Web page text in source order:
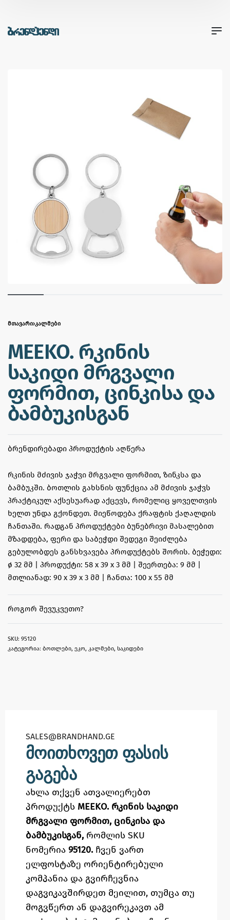
ᲛᲗᲐᲕᲐᲠᲘ›ᲙᲐᲚᲛᲔᲑᲘ
MEEKO. რკინის
საკიდი მრგვალი
ფორმით, ცინკისა და
ბამბუკისგან
ᲑᲠᲔᲜᲓᲘᲠᲔᲑᲐᲓᲘ ᲞᲠᲝᲓᲣᲥᲢᲘᲡ ᲐᲦᲬᲔᲠᲐ
რკინის მძივის ჯაჭვი მრგვალი ფორმით, ზინკსა და
ბამბუკში. ბოთლის გახსნის ფუნქცია ამ მძივის ჯაჭვს
პრაქტიკულ აქსესუარად აქცევს, რომელიც ყოველთვის
ხელთ უნდა გქონდეთ. მიეწოდება ქრაფტის ქაღალდის
ჩანთაში. რადგან პროდუქტები ბუნებრივი მასალებით
მზადდება, ფერი და საბეჭდი შედეგი შეიძლება
გებულობდეს განსხვავება პროდუქტებს შორის. ბეჭედი:
ø 32 მმ | პროდუქტი: 58 x 39 x 3 მმ | შეერთება: 9 მმ |
მთლიანად: 90 x 39 x 3 მმ | ჩანთა: 100 x 55 მმ
ᲠᲝᲒᲝᲠ ᲨᲔᲕᲣᲙᲕᲔᲗᲝ?
95120
კატეგორია: ბოთლები, ეკო, კალმები, საკიდები
SALES@BRANDHAND.GE​
მოითხოვეთ ფასის
გაგება
ახლა თქვენ ათვალიერებთ
პროდუქტს MEEKO. რკინის საკიდი
მრგვალი ფორმით, ცინკისა და
ბამბუკისგან, რომლის SKU
ნომერია 95120. ჩვენ ვართ
ელფოსტაზე ორიენტირებული
კომპანია და გვირჩევნია
დაგვიკავშირდეთ მეილით, თუმცა თუ
მოგვწერთ ან დაგვირეკავთ ამ